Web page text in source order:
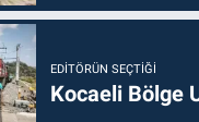
EDITÖRÜN SEÇTIĞI
Kocaeli Bölge